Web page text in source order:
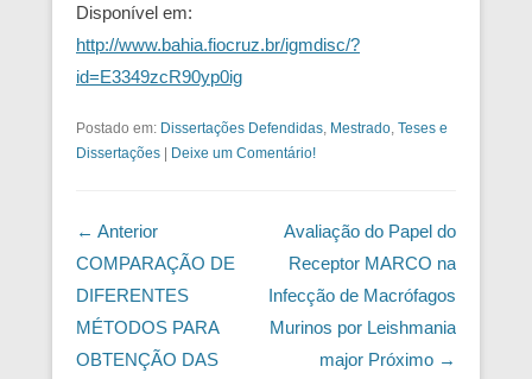
Disponível em:
http://www.bahia.fiocruz.br/igmdisc/?
id=E3349zcR90yp0ig
Postado em: Dissertações Defendidas, Mestrado, Teses e
Dissertações
Deixe um Comentário!
Navegação das Postagens
← Anterior
COMPARAÇÃO DE
DIFERENTES
MÉTODOS PARA
OBTENÇÃO DAS
Avaliação do Papel do
Receptor MARCO na
Infecção de Macrófagos
Murinos por Leishmania
major Próximo →